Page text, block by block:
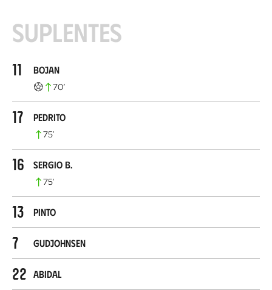
Suplentes
11 Bojan
70’
17 Pedrito
75’
16 Sergio B.
75’
13 Pinto
7 Gudjohnsen
22 Abidal